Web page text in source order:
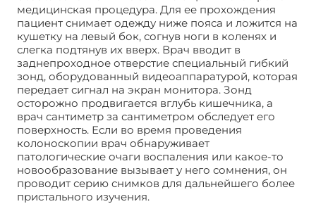
медицинская процедура. Для ее прохождения
пациент снимает одежду ниже пояса и ложится на
кушетку на левый бок, согнув ноги в коленях и
слегка подтянув их вверх. Врач вводит в
заднепроходное отверстие специальный гибкий
зонд, оборудованный видеоаппаратурой, которая
передает сигнал на экран монитора. Зонд
осторожно продвигается вглубь кишечника, а
врач сантиметр за сантиметром обследует его
поверхность. Если во время проведения
колоноскопии врач обнаруживает
патологические очаги воспаления или какое-то
новообразование вызывает у него сомнения, он
проводит серию снимков для дальнейшего более
пристального изучения.